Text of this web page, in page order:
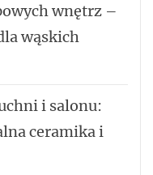
wnętrz –
wąskich
i salonu:
ceramika i